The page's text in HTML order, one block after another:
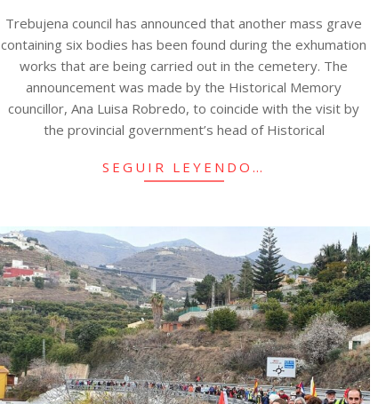
Trebujena council has announced that another mass grave
containing six bodies has been found during the exhumation
works that are being carried out in the cemetery. The
announcement was made by the Historical Memory
councillor, Ana Luisa Robredo, to coincide with the visit by
the provincial government’s head of Historical
SEGUIR LEYENDO…